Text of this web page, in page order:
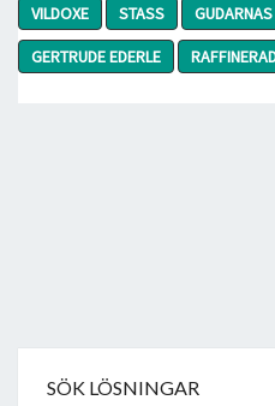
VILDOXE
STASS
GERTRUDE EDERLE
SÖK LÖSNINGAR